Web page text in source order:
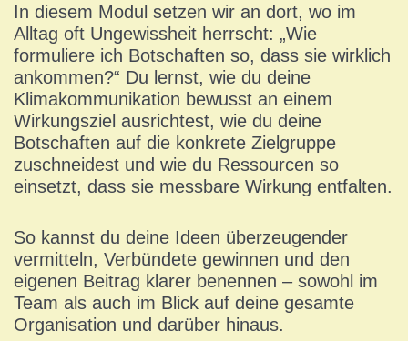
In diesem Modul setzen wir an dort, wo im
Alltag oft Ungewissheit herrscht: „Wie
formuliere ich Botschaften so, dass sie wirklich
ankommen?“ Du lernst, wie du deine
Klimakommunikation bewusst an einem
Wirkungsziel ausrichtest, wie du deine
Botschaften auf die konkrete Zielgruppe
zuschneidest und wie du Ressourcen so
einsetzt, dass sie messbare Wirkung entfalten.
So kannst du deine Ideen überzeugender
vermitteln, Verbündete gewinnen und den
eigenen Beitrag klarer benennen – sowohl im
Team als auch im Blick auf deine gesamte
Organisation und darüber hinaus.